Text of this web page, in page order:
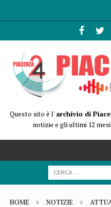
Questo sito è l'archivio di
notizie e gli ultimi 12
HOME NOTIZIE